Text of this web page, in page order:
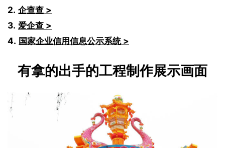
2. 企查查 >
3. 爱企查 >
4. 国家企业信用信息公示系统 >
有拿的出手的工程制作展示画面